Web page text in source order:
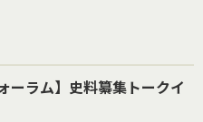
ーラム】史料纂集トークイ